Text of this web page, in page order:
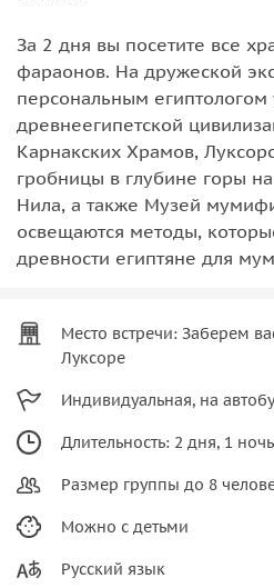
За 2 дня вы посетите все
фараонов. На дружеской
персональным египтологом
древнеегипетской
Карнакских Храмов,
гробницы в глубине горы
Нила, а также Музей
освещаются методы,
древности египтяне для
Место встречи: Заберем
Луксоре
Индивидуальная, на
Длительность: 2 дня, 1 ночь
Размер группы до 8
Можно с детьми
Русский язык